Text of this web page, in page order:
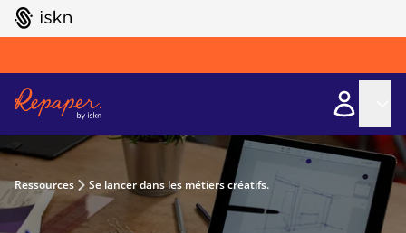
GO TO ISKN HOME
Ressources Se lancer dans les métiers créatifs.